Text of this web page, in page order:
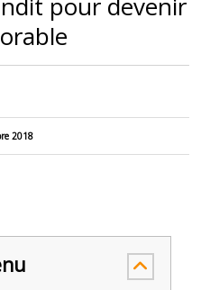
pour devenir
2018